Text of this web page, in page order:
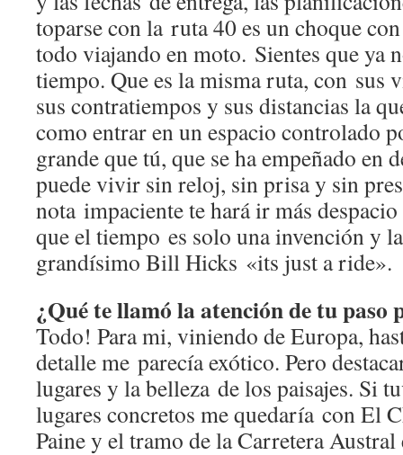
toparse con la ruta 40 es un choque
todo viajando en moto. Sientes que ya
tiempo. Que es la misma ruta, con sus
sus contratiempos y sus distancias la
como entrar en un espacio controlado
grande que tú, que se ha empeñado en
puede vivir sin reloj, sin prisa y sin
nota impaciente te hará ir más
que el tiempo es solo una invención y
grandísimo Bill Hicks «its just a ride».
¿Qué te llamó la atención de tu paso
Todo! Para mi, viniendo de Europa,
detalle me parecía exótico. Pero
lugares y la belleza de los paisajes. Si
lugares concretos me quedaría con El
Paine y el tramo de la Carretera